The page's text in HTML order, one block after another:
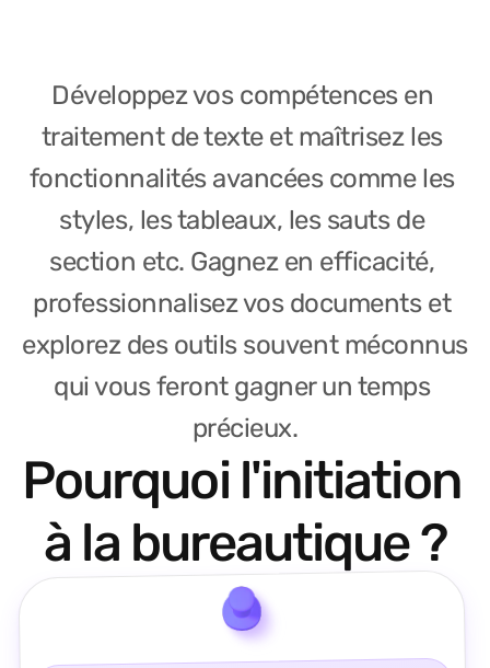
Développez vos compétences en
traitement de texte et maîtrisez les
fonctionnalités avancées comme les
styles, les tableaux, les sauts de
section etc. Gagnez en efficacité,
professionnalisez vos documents et
explorez des outils souvent méconnus
qui vous feront gagner un temps
précieux.
Pourquoi l'initiation
à la bureautique ?